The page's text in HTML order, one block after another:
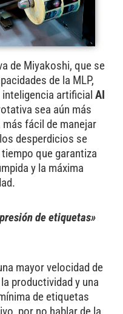
de Miyakoshi, que se
de la MLP,
artificial AI
sea aún más
fácil de manejar
desperdicios se
que garantiza
y la máxima
de etiquetas»
mayor velocidad de
productividad y una
de etiquetas
por no hablar de la